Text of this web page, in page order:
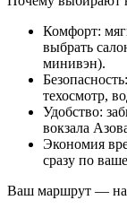
Комфорт:
выбрать
минивэн).
техосмотр,
Удобство:
вокзала
Экономия
сразу по
Ваш маршрут —